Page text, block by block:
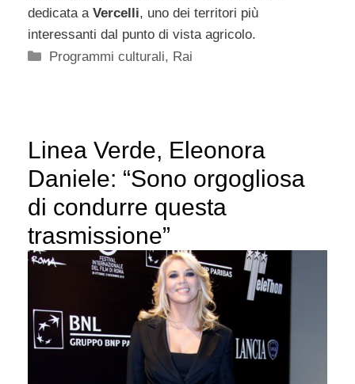
dedicata a Vercelli, uno dei territori più
interessanti dal punto di vista agricolo.
Categorie
Programmi culturali, Rai
Linea Verde, Eleonora
Daniele: “Sono orgogliosa
di condurre questa
trasmissione”